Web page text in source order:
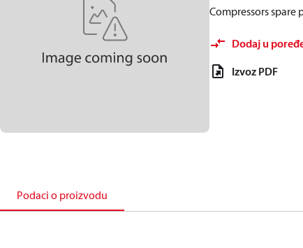
Compressors spare
Dodaj u
Izvoz PDF
Podaci o proizvodu